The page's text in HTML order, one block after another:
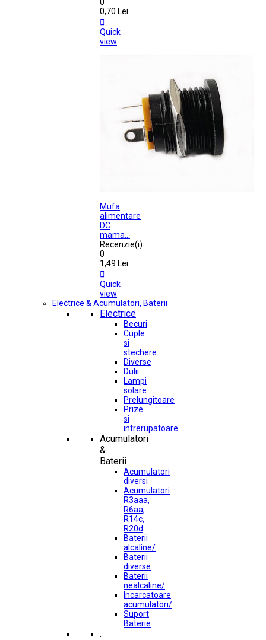
0,70 Lei

Quick
view
Mufa
alimentare
DC
mama...
Recenzie(i):
0
1,49 Lei

Quick
view
Electrice & Acumulatori, Baterii
Electrice
Becuri
Cuple
si
stechere
Diverse
Dulii
Lampi
solare
Prelungitoare
Prize
si
intrerupatoare
Acumulatori
&
Baterii
Acumulatori
diversi
Acumulatori
R3aaa,
R6aa,
R14c,
R20d
Baterii
alcaline/
Baterii
diverse
Baterii
nealcaline/
Incarcatoare
acumulatori/
Suport
Baterie
.